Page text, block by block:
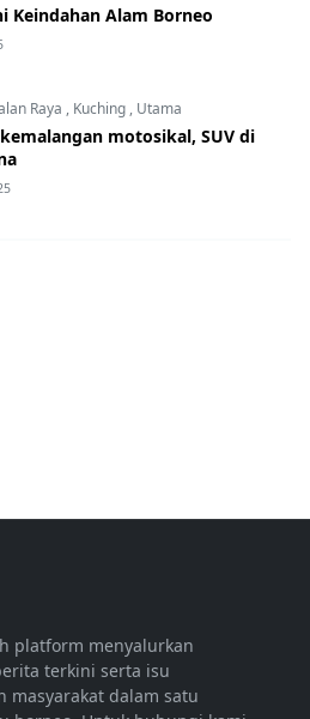
Keindahan Alam Borneo
Raya , Kuching, Utama
motosikal, SUV di
platform menyalurkan
terkini serta isu
masyarakat dalam satu